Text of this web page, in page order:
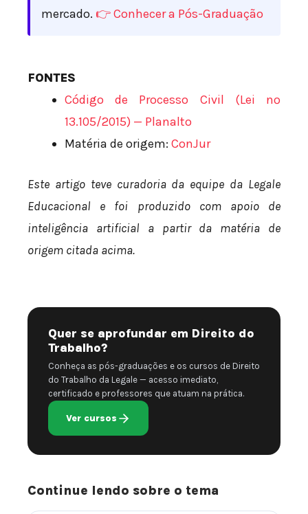
mercado. 👉 Conhecer a Pós-Graduação
FONTES
Código de Processo Civil (Lei nº
13.105/2015) — Planalto
Matéria de origem: ConJur
Este artigo teve curadoria da equipe da Legale
Educacional e foi produzido com apoio de
inteligência artificial a partir da matéria de
origem citada acima.
Quer se aprofundar em Direito do
Trabalho?
Conheça as pós-graduações e os cursos de Direito
do Trabalho da Legale — acesso imediato,
certificado e professores que atuam na prática.
Ver cursos
Continue lendo sobre o tema